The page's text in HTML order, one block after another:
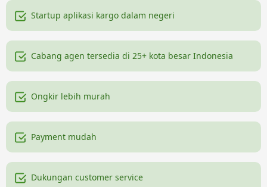
Startup aplikasi kargo dalam negeri
Cabang agen tersedia di 25+ kota besar Indonesia
Ongkir lebih murah
Payment mudah
Dukungan customer service